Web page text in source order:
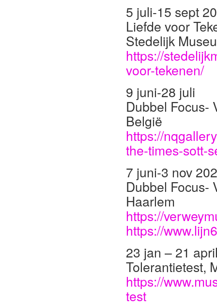
5 juli-15 sept
Liefde voor
Stedelijk
https://
voor-tekenen/
9 juni-28 juli
Dubbel Focus-
België
https://
the-times-sott-
7 juni-3 nov
Dubbel Focus-
Haarlem
https://
https://
23 jan – 21
Tolerantietest,
https://
test